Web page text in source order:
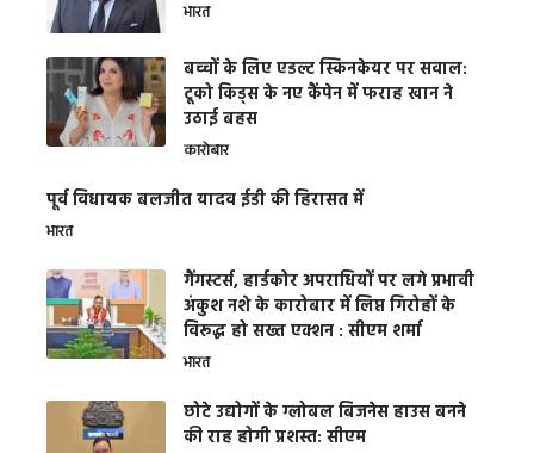
भारत
बच्चों के लिए एडल्ट स्किनकेयर पर सवाल:
टूको किड्स के नए कैंपेन में फराह खान ने
उठाई बहस
कारोबार
पूर्व विधायक बलजीत यादव ईडी की हिरासत में
भारत
गैंगस्टर्स, हार्डकोर अपराधियों पर लगे प्रभावी
अंकुश नशे के कारोबार में लिप्त गिरोहों के
विरूद्ध हो सख्त एक्शन : सीएम शर्मा
भारत
छोटे उद्योगों के ग्लोबल बिजनेस हाउस बनने
की राह होगी प्रशस्त: सीएम